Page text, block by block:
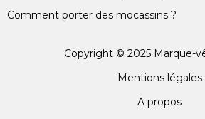
Comment porter des mocassins ?
Copyright © 2025 Marque-
Mentions légales
A propos